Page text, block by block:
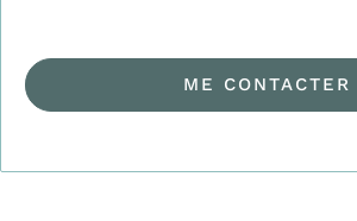
ME CONTACTER